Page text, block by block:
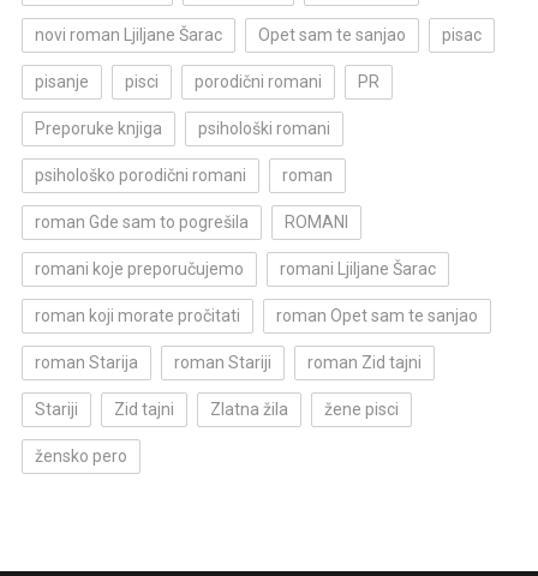
novi roman Ljiljane Šarac Opet sam te sanjao pisac
pisanje pisci porodični romani PR
Preporuke knjiga psihološki romani
psihološko porodični romani roman
roman Gde sam to pogrešila ROMANI
romani koje preporučujemo romani Ljiljane Šarac
roman koji morate pročitati roman Opet sam te sanjao
roman Starija roman Stariji roman Zid tajni
Stariji Zid tajni Zlatna žila žene pisci
žensko pero